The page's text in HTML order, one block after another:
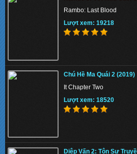
Lượt xem: 156892
Tứ Đại Danh Bổ 3 (2014)
The Four 3 / Si Da Ming Bu
Lượt xem: 145527
KungFu Mạc Chược 4:
Rambo: Last Blood
Lượt xem: 19218
Chú Hề Ma Quái 2 (2019)
It Chapter Two
Lượt xem: 18520
Diệp Vấn 2: Tôn Sư